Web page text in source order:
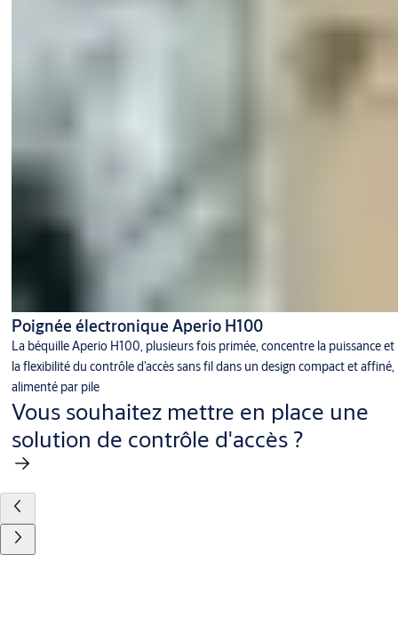
Poignée électronique Aperio H100
La béquille Aperio H100, plusieurs fois primée, concentre la puissance et
la flexibilité du contrôle d’accès sans fil dans un design compact et affiné,
alimenté par pile
Vous souhaitez mettre en place une
solution de contrôle d'accès ?